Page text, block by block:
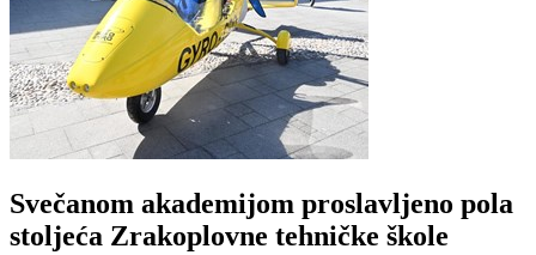
Svečanom akademijom proslavljeno pola
stoljeća Zrakoplovne tehničke škole